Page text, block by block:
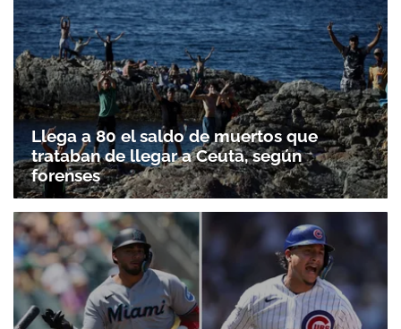
Llega a 80 el saldo de muertos que
trataban de llegar a Ceuta, según
forenses